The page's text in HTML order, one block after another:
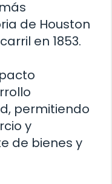
de Houston
en 1853.
permitiendo
y
de bienes y